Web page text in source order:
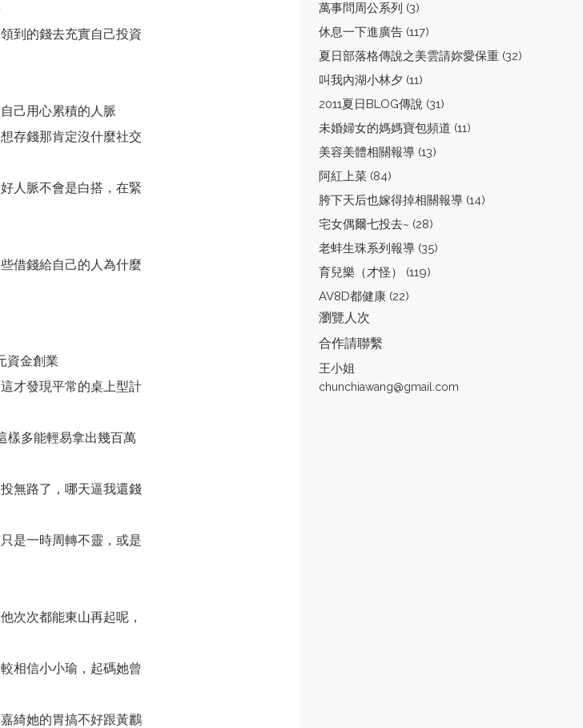
到的錢去充實自己投資
己用心累積的人脈
存錢那肯定沒什麼社交
人脈不會是白搭，在緊
借錢給自己的人為什麼
資金創業
才發現平常的桌上型計
樣多能輕易拿出幾百萬
無路了，哪天逼我還錢
是一時周轉不靈，或是
次次都能東山再起呢，
相信小小瑜，起碼她曾
綺她的胃搞不好跟黃鸝
萬事問周公系列 (3)
休息一下進廣告 (117)
夏日部落格傳說之美雲請妳愛保重 (32)
叫我內湖小林夕 (11)
2011夏日BLOG傳說 (31)
未婚婦女的媽媽寶包頻道 (11)
美容美體相關報導 (13)
阿紅上菜 (84)
胯下天后也嫁得掉相關報導 (14)
宅女偶爾七投去~ (28)
老蚌生珠系列報導 (35)
育兒樂（才怪） (119)
AV8D都健康 (22)
瀏覽人次
合作請聯繫
王小姐
chunchiawang@gmail.com